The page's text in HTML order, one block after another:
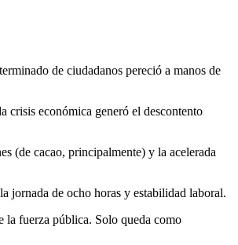
de ciudadanos pereció a manos de
crisis económica generó el descontento
(de cacao, principalmente) y la acelerada
jornada de ocho horas y estabilidad laboral.
la fuerza pública. Solo queda como